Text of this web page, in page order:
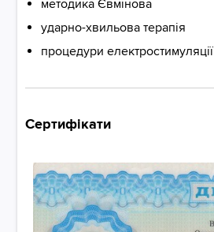
методика Євмінова
ударно-хвильова терапія
процедури електростимуляції
Сертифікати